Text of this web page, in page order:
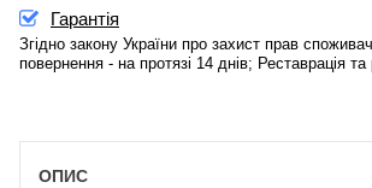
Гарантія
Згідно закону України про захист прав
повернення - на протязі 14 днів; Реставрація
ОПИС